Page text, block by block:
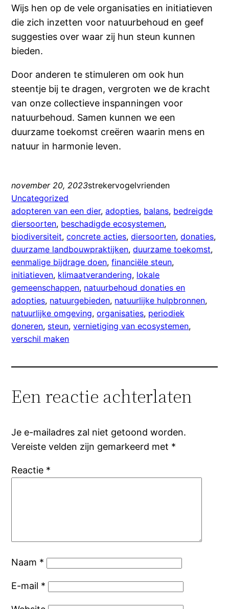
Wijs hen op de vele organisaties en initiatieven
die zich inzetten voor natuurbehoud en geef
suggesties over waar zij hun steun kunnen
bieden.
Door anderen te stimuleren om ook hun
steentje bij te dragen, vergroten we de kracht
van onze collectieve inspanningen voor
natuurbehoud. Samen kunnen we een
duurzame toekomst creëren waarin mens en
natuur in harmonie leven.
november 20, 2023strekervogelvrienden
Uncategorized
adopteren van een dier, adopties, balans, bedreigde
diersoorten, beschadigde ecosystemen
biodiversiteit, concrete acties, diersoorten, donaties
duurzame landbouwpraktijken, duurzame toekomst
eenmalige bijdrage doen, financiële steun
initiatieven, klimaatverandering, lokale
gemeenschappen, natuurbehoud donaties en
adopties, natuurgebieden, natuurlijke hulpbronnen
natuurlijke omgeving, organisaties, periodiek
doneren, steun, vernietiging van ecosystemen
verschil maken
Een reactie achterlaten
Je e-mailadres zal niet getoond worden.
Vereiste velden zijn gemarkeerd met *
Reactie *
Naam *
E-mail *